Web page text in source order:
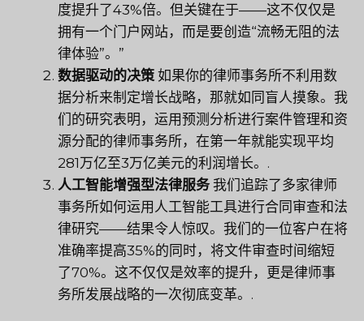
度提升了43%倍。但关键在于——这不仅仅是
拥有一个门户网站，而是要创造“流畅无阻的法
律体验”。”
数据驱动的决策 如果你的律师事务所不利用数
据分析来制定增长战略，那就如同盲人摸象。我
们的研究表明，运用预测分析进行案件管理和资
源分配的律师事务所，在第一年就能实现平均
281万亿至3万亿美元的利润增长。.
人工智能增强型法律服务 我们追踪了多家律师
事务所如何运用人工智能工具进行合同审查和法
律研究——结果令人惊叹。我们的一位客户在将
准确率提高35%的同时，将文件审查时间缩短
了70%。这不仅仅是效率的提升，更是律师事
务所发展战略的一次彻底变革。.